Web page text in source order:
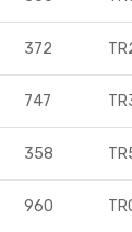
372
747
358
960